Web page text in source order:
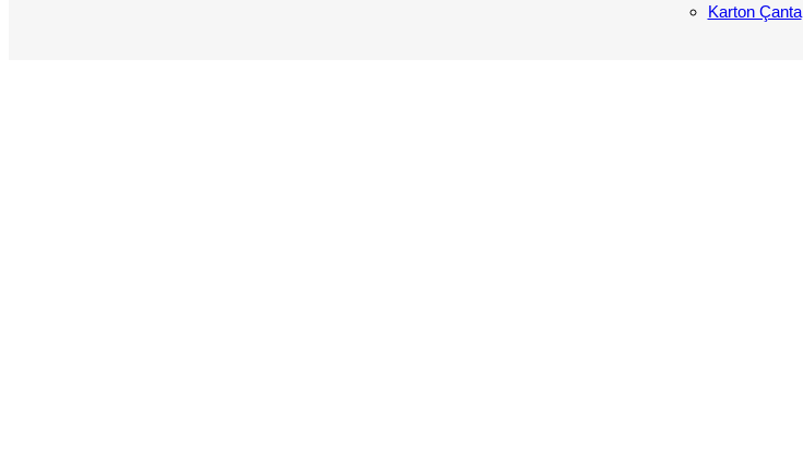
Karton Çanta